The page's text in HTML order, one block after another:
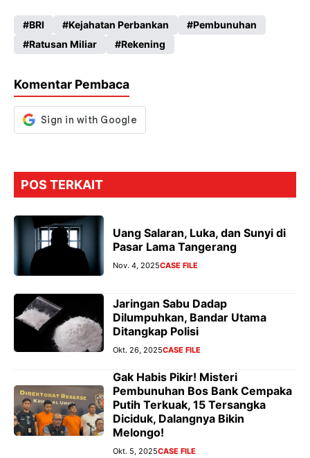
b
o
k
ts
A
p
gr
a
se
n
er
BRI Kejahatan Perbankan
Pembunuhan
Ratusan Miliar
Rekening
Komentar Pembaca
POS TERKAIT
Uang Salaran, Luka, dan Sunyi di
Pasar Lama Tangerang
Nov. 4, 2025CASE FILE
Jaringan Sabu Dadap
Dilumpuhkan, Bandar Utama
Ditangkap Polisi
Okt. 26, 2025CASE FILE
Gak Habis Pikir! Misteri
Pembunuhan Bos Bank Cempaka
Putih Terkuak, 15 Tersangka
Diciduk, Dalangnya Bikin
Melongo!
Okt. 5, 2025CASE FILE